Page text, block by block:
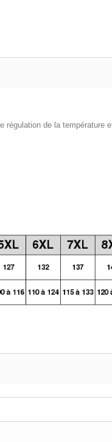
de la température